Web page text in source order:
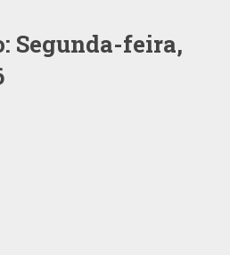
Segunda-feira,